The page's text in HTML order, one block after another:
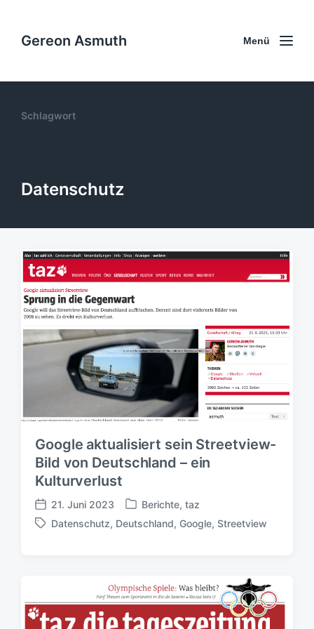
Gereon Asmuth Menü
Schlagwort
Datenschutz
Google aktualisiert sein Streetview-
Bild von Deutschland – ein
Kulturverlust
V
e
e
n
21. Juni 2023
V
e
f
e
n
Berichte, taz
S
g
w
Datenschutz, Deutschland, Google, Streetview